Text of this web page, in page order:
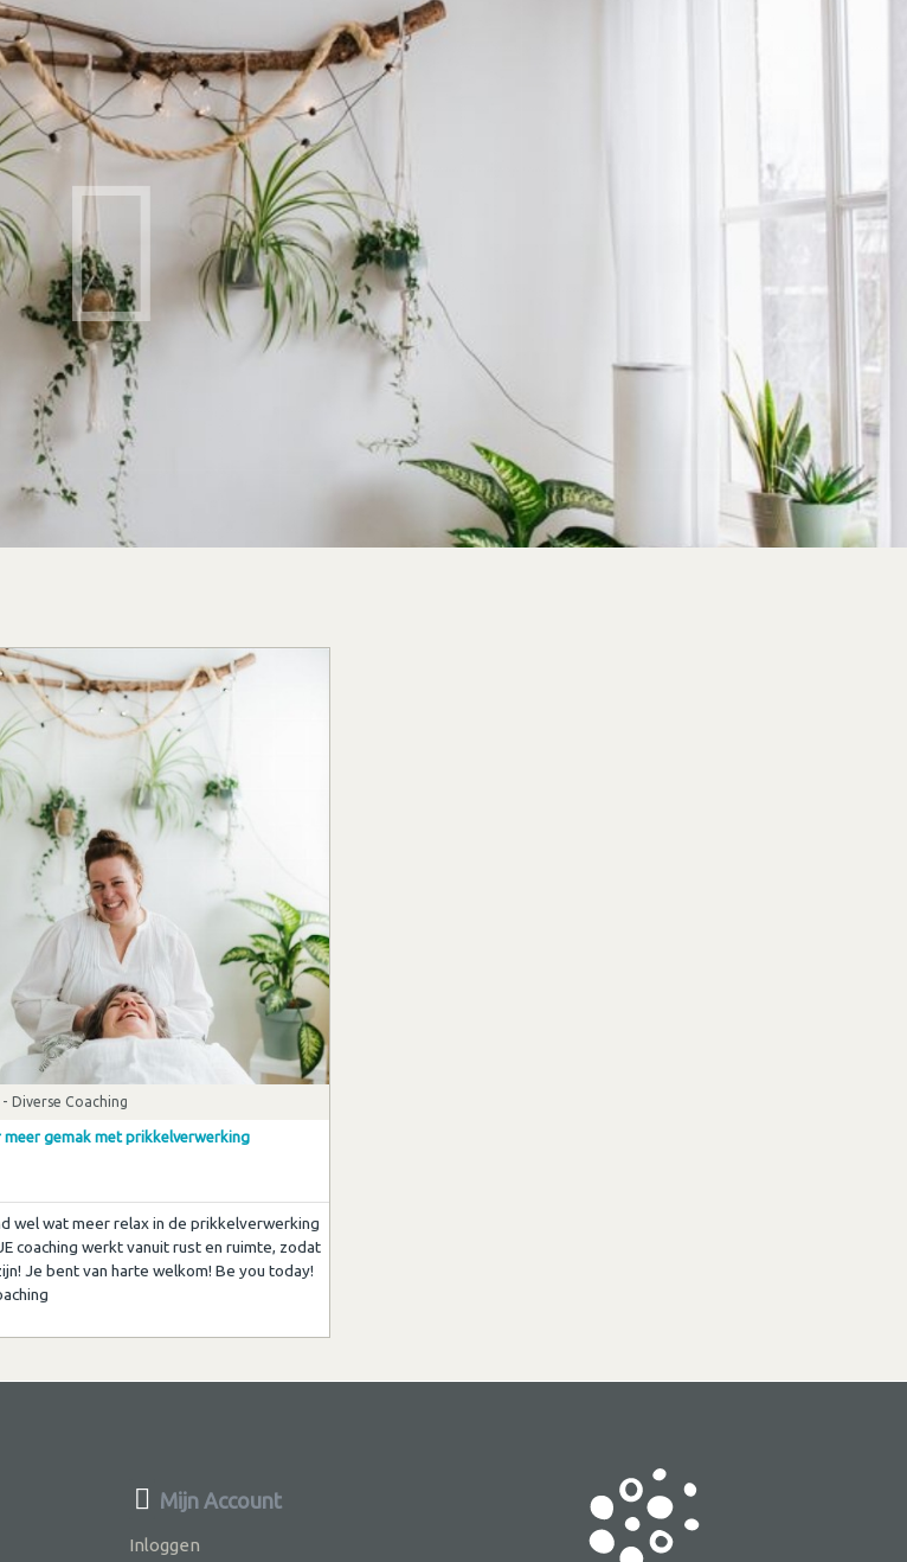
Diverse Coaching
meer gemak met prikkelverwerking
wel wat meer relax in de prikkelverwerking
coaching werkt vanuit rust en ruimte, zodat
Je bent van harte welkom! Be you today!
Mijn Account
Inloggen